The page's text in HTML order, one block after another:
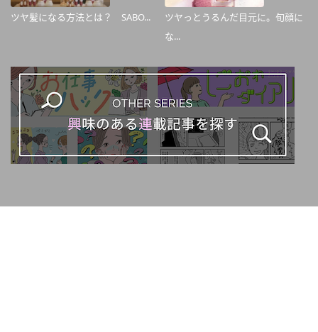
ツヤ髪になる方法とは？ SABO...
ツヤっとうるんだ目元に。旬顔に
な...